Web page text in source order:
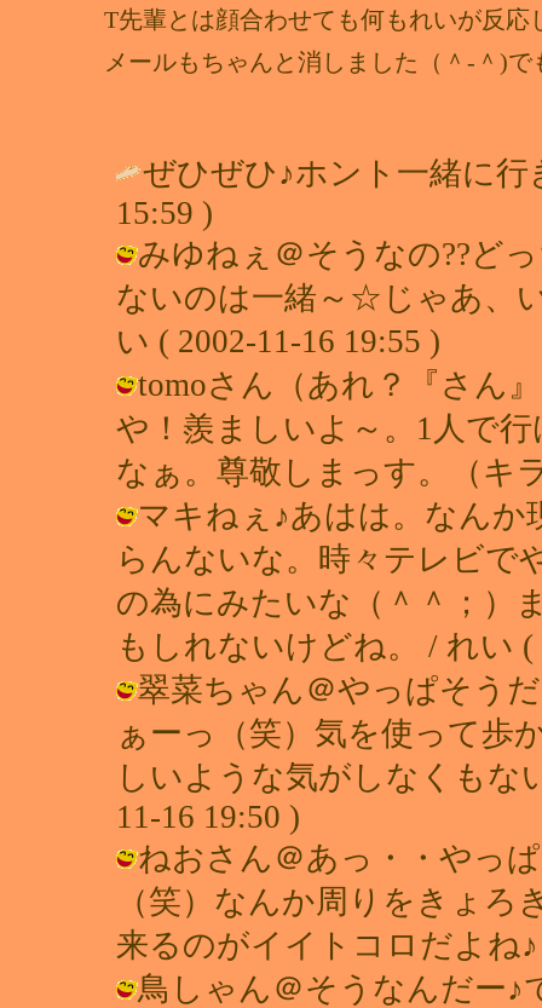
T先輩とは顔合わせても何もれいが反応
メールもちゃんと消しました（＾-＾)
ぜひぜひ♪ホント一緒に
15:59 )
みゆねぇ＠そうなの??ど
ないのは一緒～☆じゃあ、
い ( 2002-11-16 19:55 )
tomoさん（あれ？『さん
や！羨ましいよ～。1人で
なぁ。尊敬しまっす。（キ
マキねぇ♪あはは。なんか
らんないな。時々テレビで
の為にみたいな（＾＾；）
もしれないけどね。 / れい (
翠菜ちゃん＠やっぱそう
ぁーっ（笑）気を使って歩
しいような気がしなくもな
11-16 19:50 )
ねおさん＠あっ・・やっ
（笑）なんか周りをきょ
来るのがイイトコロだよね♪
鳥しゃん＠そうなんだー♪